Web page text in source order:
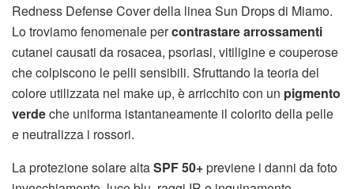
Redness Defense Cover della linea Sun Drops di Miamo.
Lo troviamo fenomenale percontrastare arrossamenti
cutanei causati da rosacea, psoriasi, vitiligine e couperose
che colpiscono le pelli sensibili. Sfruttando la teoria del
colore utilizzata nel make up, è arricchito con un pigmento
verdeche uniforma istantaneamente il colorito della pelle
e neutralizza i rossori.
La protezione solare altaSPF 50+previene i danni da foto